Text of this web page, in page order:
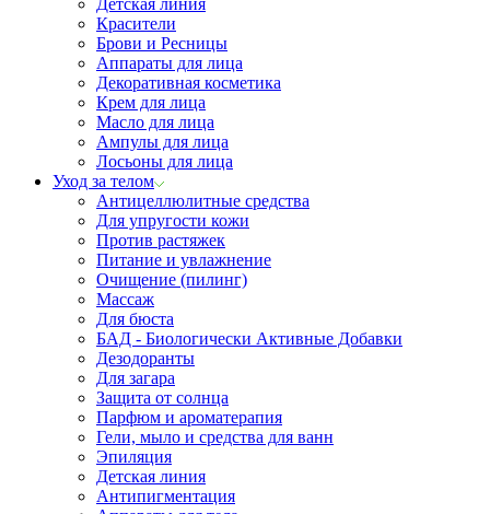
Красители
Брови и Ресницы
Аппараты для лица
Декоративная косметика
Крем для лица
Масло для лица
Ампулы для лица
Лосьоны для лица
Уход за телом
Антицеллюлитные средства
Для упругости кожи
Против растяжек
Питание и увлажнение
Очищение (пилинг)
Массаж
Для бюста
БАД - Биологически Активные Добавки
Дезодоранты
Для загара
Защита от солнца
Парфюм и ароматерапия
Гели, мыло и средства для ванн
Эпиляция
Детская линия
Антипигментация